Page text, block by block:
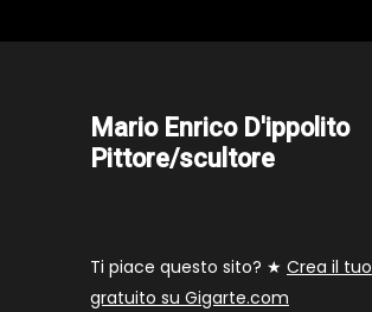
Mario Enrico D'ippolito
Pittore/scultore
Ti piace questo sito? ★ Crea il tuo
gratuito su Gigarte.com